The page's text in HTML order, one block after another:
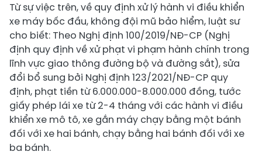
Từ sự việc trên, về quy định xử lý hành vi điều khiển
xe máy bốc đầu, không đội mũ bảo hiểm, luật sư
cho biết: Theo Nghị định 100/2019/NĐ-CP (Nghị
định quy định về xử phạt vi phạm hành chính trong
lĩnh vực giao thông đường bộ và đường sắt), sửa
đổi bổ sung bởi Nghị định 123/2021/NĐ-CP quy
định, phạt tiền từ 6.000.000-8.000.000 đồng, tước
giấy phép lái xe từ 2-4 tháng với các hành vi điều
khiển xe mô tô, xe gắn máy chạy bằng một bánh
đối với xe hai bánh, chạy bằng hai bánh đối với xe
ba bánh.